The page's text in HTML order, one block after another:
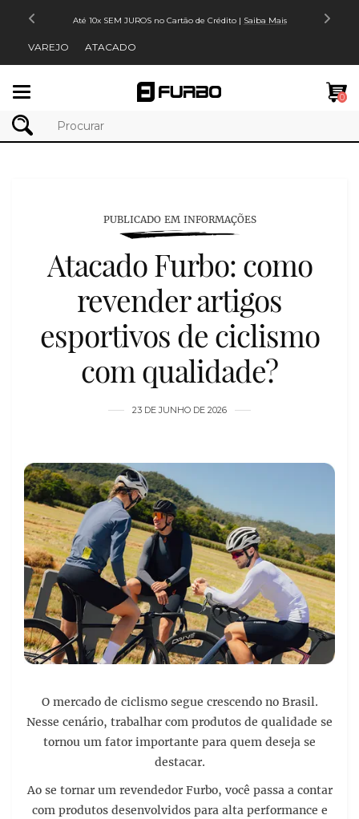
Até 10x SEM JUROS no Cartão de Crédito | Saiba Mais
VAREJO ATACADO
0
PUBLICADO EM INFORMAÇÕES
Atacado Furbo: como
revender artigos
esportivos de ciclismo
com qualidade?
23 DE JUNHO DE 2026
O mercado de ciclismo segue crescendo no Brasil.
Nesse cenário, trabalhar com produtos de qualidade se
tornou um fator importante para quem deseja se
destacar.
Ao se tornar um revendedor Furbo, você passa a contar
com produtos desenvolvidos para alta performance e